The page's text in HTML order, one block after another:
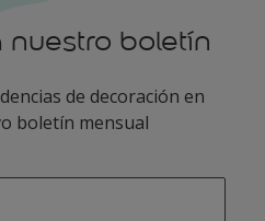
nuestro boletín
de decoración en
boletín mensual